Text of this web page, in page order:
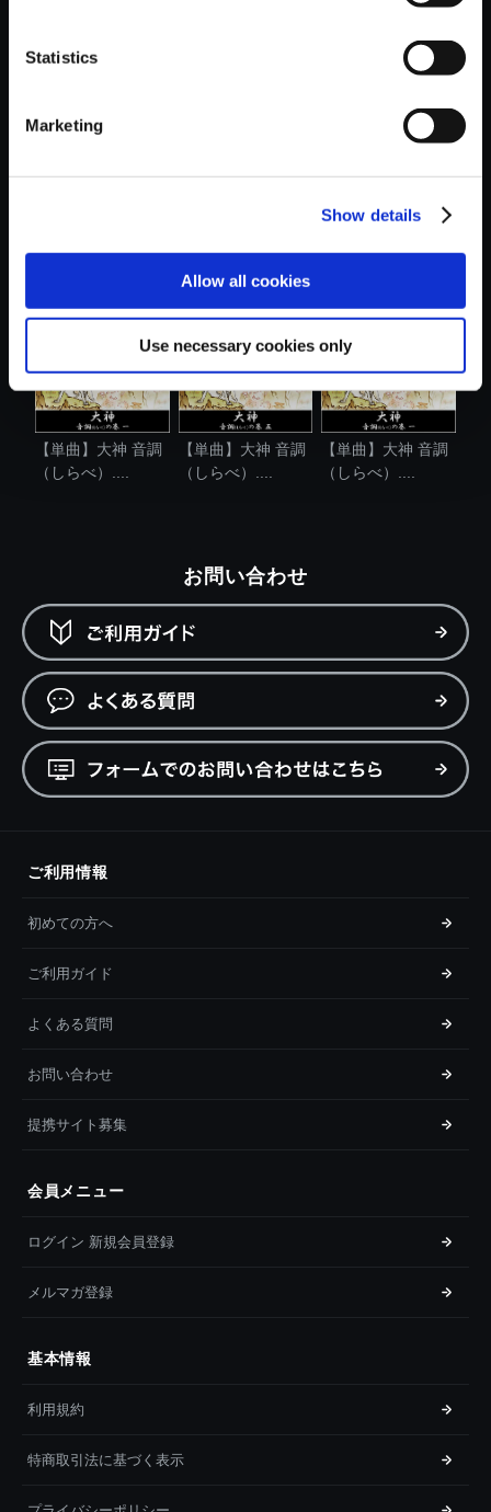
Statistics
Marketing
Show details
Allow all cookies
Use necessary cookies only
おすすめ商品
（しらべ）....
（しらべ）....
（しらべ）....
【単曲】大神 音調
（しらべ）....
【単曲】大神 音調
（しらべ）....
【単曲】大神 音調
（しらべ）....
お問い合わせ
ご利用情報
初めての方へ
ご利用ガイド
よくある質問
お問い合わせ
提携サイト募集
会員メニュー
ログイン 新規会員登録
メルマガ登録
基本情報
利用規約
特商取引法に基づく表示